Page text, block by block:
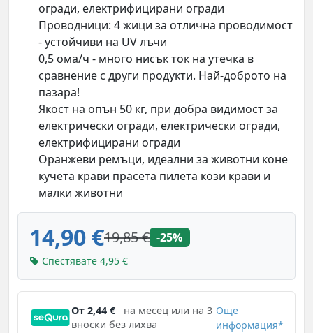
огради, електрифицирани огради
Проводници: 4 жици за отлична проводимост
- устойчиви на UV лъчи
0,5 ома/ч - много нисък ток на утечка в
сравнение с други продукти. Най-доброто на
пазара!
Якост на опън 50 кг, при добра видимост за
електрически огради, електрически огради,
електрифицирани огради
Оранжеви ремъци, идеални за животни коне
кучета крави прасета пилета кози крави и
малки животни
14,90 €19,85 € -25%
Спестявате 4,95 €
От 2,44 €
на месец или на 3
вноски без лихва
Още
информация*